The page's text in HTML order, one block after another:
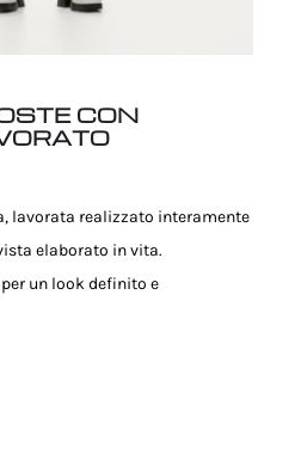
CON
lavorata realizzato interamente
elaborato in vita.
un look definito e